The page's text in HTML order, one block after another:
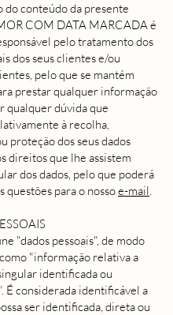
do conteúdo da presente
COM DATA MARCADA é
pelo tratamento dos
dos seus clientes e/ou
pelo que se mantém
prestar qualquer informação
qualquer dúvida que
à recolha,
proteção dos seus dados
direitos que lhe assistem
dos dados, pelo que poderá
questões para o nossoe-mail.
"dados pessoais", de modo
"informação relativa a
identificada ou
É considerada identificável a
ser identificada, direta ou